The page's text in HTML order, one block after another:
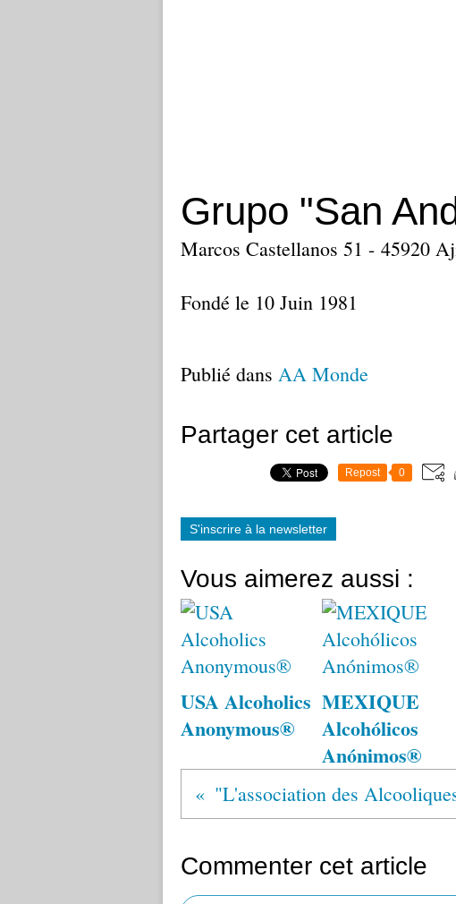
Grupo "San
Marcos Castellanos 51 - 45920
Fondé le 10 Juin 1981
Publié dans AA Monde
Partager cet article
Repost 0
S'inscrire à la newsletter
Vous aimerez aussi :
USA Alcoholics
Anonymous®
MEXIQUE
Alcohólicos
Anónimos®
Commenter cet article